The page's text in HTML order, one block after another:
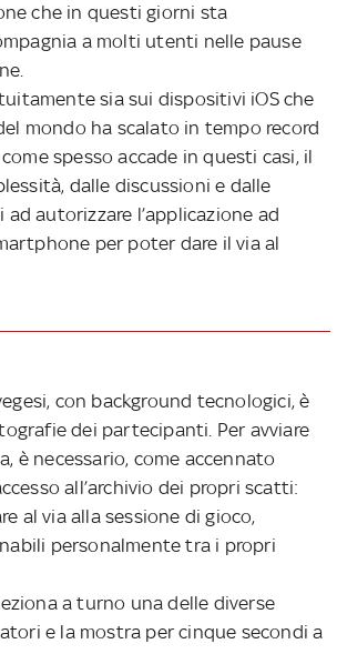
che in questi giorni sta
a molti utenti nelle pause
sia sui dispositivi iOS che
mondo ha scalato in tempo record
spesso accade in questi casi, il
dalle discussioni e dalle
autorizzare l’applicazione ad
per poter dare il via al
con background tecnologici, è
dei partecipanti. Per avviare
è necessario, come accennato
all’archivio dei propri scatti:
al via alla sessione di gioco,
personalmente tra i propri
a turno una delle diverse
e la mostra per cinque secondi a